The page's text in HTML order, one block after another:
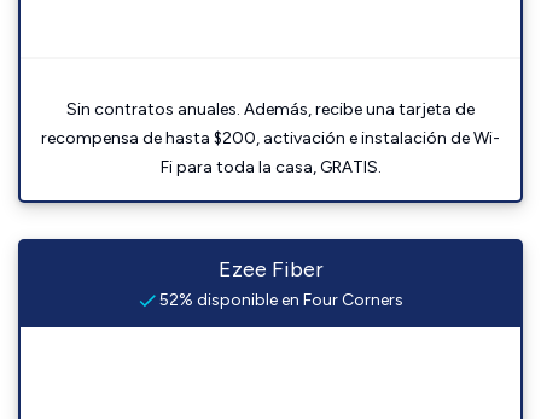
Sin contratos anuales. Además, recibe una tarjeta de
recompensa de hasta $200, activación e instalación de Wi-
Fi para toda la casa, GRATIS.
Ezee Fiber
52% disponible en Four Corners